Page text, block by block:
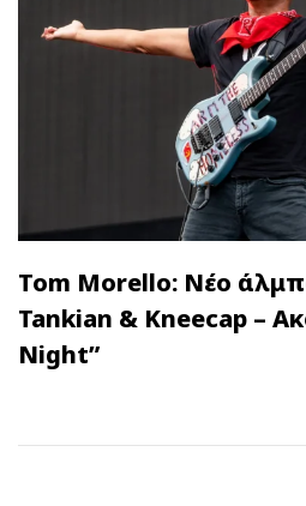
Tom Morello: Νέο
Tankian & Kneecap –
Night”